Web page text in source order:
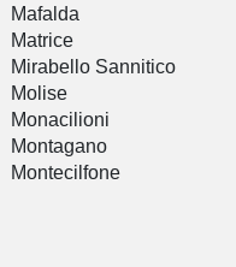
Mafalda
Matrice
Mirabello Sannitico
Molise
Monacilioni
Montagano
Montecilfone